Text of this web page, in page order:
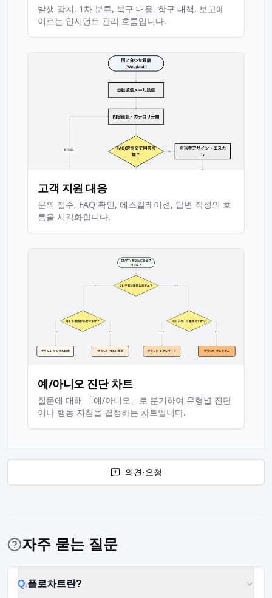
발생 감지, 1차 분류, 복구 대응, 항구 대책, 보고에
이르는 인시던트 관리 흐름입니다.
고객 지원 대응
문의 접수, FAQ 확인, 에스컬레이션, 답변 작성의 흐
름을 시각화합니다.
예/아니오 진단 차트
질문에 대해 「예/아니오」로 분기하여 유형별 진단
이나 행동 지침을 결정하는 차트입니다.
의견·요청
자주 묻는 질문
Q.플로차트란?